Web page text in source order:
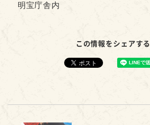
明宝庁舎内
この情報をシェアする